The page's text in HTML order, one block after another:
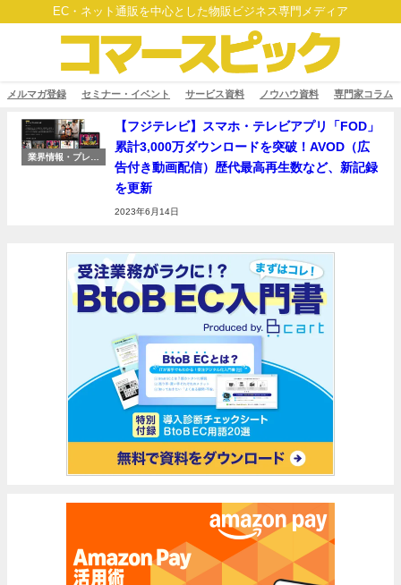
EC・ネット通販を中心とした物販ビジネス専門メディア
メルマガ登録 セミナー・イベント サービス資料 ノウハウ資料 専門家コラム
業界情報・プレス
【フジテレビ】スマホ・テレビアプリ「FOD」
累計3,000万ダウンロードを突破！AVOD（広
告付き動画配信）歴代最高再生数など、新記録
を更新
2023年6月14日